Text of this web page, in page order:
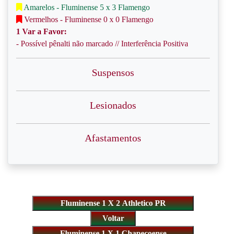
Amarelos - Fluminense 5 x 3 Flamengo
Vermelhos - Fluminense 0 x 0 Flamengo
1 Var a Favor:
- Possível pênalti não marcado // Interferência Positiva
Suspensos
Lesionados
Afastamentos